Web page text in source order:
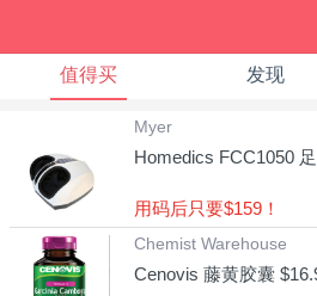
值得买 发现
Myer
Homedics FCC1050
用码后只要$159！
Chemist Warehouse
Cenovis 藤黄胶囊